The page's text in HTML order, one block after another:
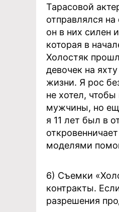
Тарасовой
отправлялся
он в них силен
которая в
Холостяк
девочек на
жизни. Я рос
не хотел,
мужчины, но
я 11 лет был в
моделями
6) Съемки
контракты.
разрешения